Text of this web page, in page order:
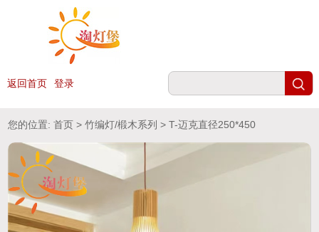
返回首页 登录
您的位置:首页 >竹编灯/椴木系列 > T-迈克直径250*450